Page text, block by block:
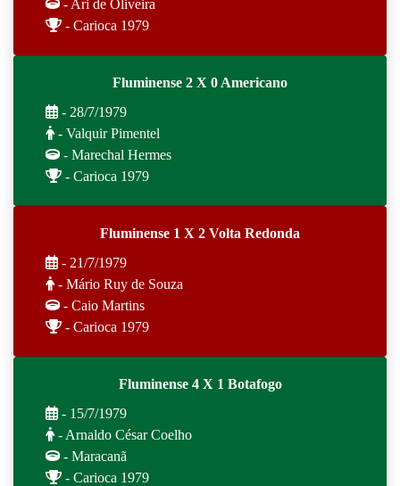
- Ari de Oliveira
- Carioca 1979
Fluminense 2 X 0 Americano
- 28/7/1979
- Valquir Pimentel
- Marechal Hermes
- Carioca 1979
Fluminense 1 X 2 Volta Redonda
- 21/7/1979
- Mário Ruy de Souza
- Caio Martins
- Carioca 1979
Fluminense 4 X 1 Botafogo
- 15/7/1979
- Arnaldo César Coelho
- Maracanã
- Carioca 1979